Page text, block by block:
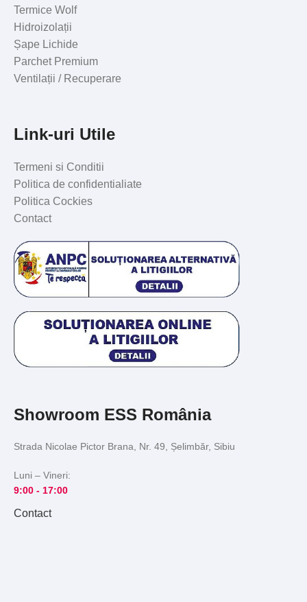
Termice Wolf
Hidroizolații
Șape Lichide
Parchet Premium
Ventilații / Recuperare
Link-uri Utile
Termeni si Conditii
Politica de confidentialiate
Politica Cockies
Contact
Showroom ESS România
Strada Nicolae Pictor Brana, Nr. 49, Șelimbăr, Sibiu
Luni – Vineri:
9:00 - 17:00
Contact